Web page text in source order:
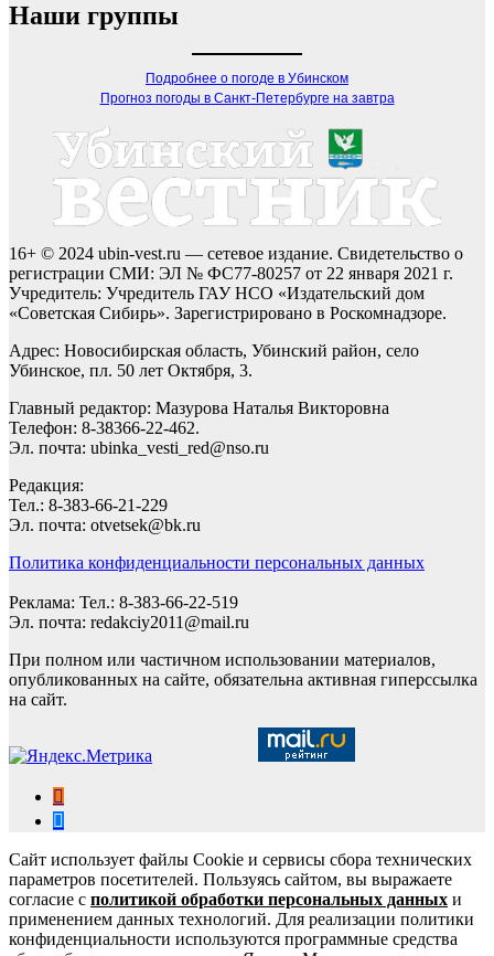
Наши группы
Подробнее о погоде в Убинском
Прогноз погоды в Санкт-Петербурге на завтра
16+ © 2024 ubin-vest.ru — сетевое издание. Свидетельство о
регистрации СМИ: ЭЛ № ФС77-80257 от 22 января 2021 г.
Учредитель: Учредитель ГАУ НСО «Издательский дом
«Советская Сибирь». Зарегистрировано в Роскомнадзоре.
Адрес: Новосибирская область, Убинский район, село
Убинское, пл. 50 лет Октября, 3.
Главный редактор: Мазурова Наталья Викторовна
Телефон: 8-38366-22-462.
Эл. почта: ubinka_vesti_red@nso.ru
Редакция:
Тел.: 8-383-66-21-229
Эл. почта: otvetsek@bk.ru
Политика конфиденциальности персональных данных
Реклама: Тел.: 8-383-66-22-519
Эл. почта: redakciy2011@mail.ru
При полном или частичном использовании материалов,
опубликованных на сайте, обязательна активная гиперссылка
на сайт.
Сайт использует файлы Cookie и сервисы сбора технических
параметров посетителей. Пользуясь сайтом, вы выражаете
согласие с политикой обработки персональных данных и
применением данных технологий. Для реализации политики
конфиденциальности используются программные средства